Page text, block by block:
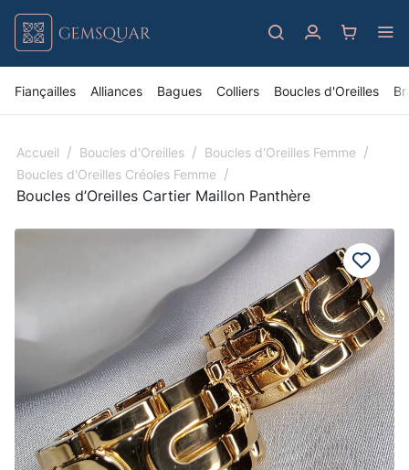
Fiançailles Alliances Bagues Colliers Boucles d'Oreilles
Accueil / Boucles d'Oreilles / Boucles d'Oreilles Femme /
Boucles d'Oreilles Créoles Femme /
Boucles d’Oreilles Cartier Maillon Panthère